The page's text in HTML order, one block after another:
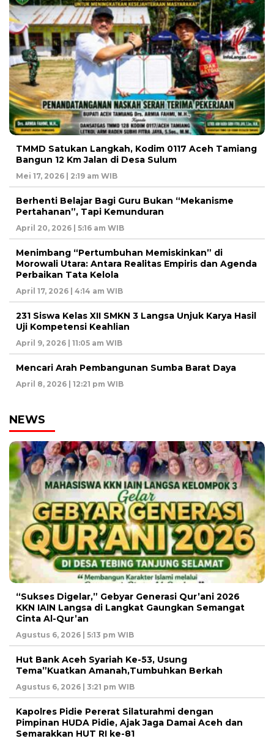
TMMD Satukan Langkah, Kodim 0117 Aceh Tamiang
Bangun 12 Km Jalan di Desa Sulum
Mei 17, 2026 | 2:19 am WIB
Berhenti Belajar Bagi Guru Bukan “Mekanisme
Pertahanan”, Tapi Kemunduran
April 20, 2026 | 5:16 am WIB
Menimbang “Pertumbuhan Memiskinkan” di
Morowali Utara: Antara Realitas Empiris dan Agenda
Perbaikan Tata Kelola
April 17, 2026 | 4:14 am WIB
231 Siswa Kelas XII SMKN 3 Langsa Unjuk Karya Hasil
Uji Kompetensi Keahlian
April 9, 2026 | 11:05 am WIB
Mencari Arah Pembangunan Sumba Barat Daya
April 8, 2026 | 12:21 pm WIB
NEWS
“Sukses Digelar,” Gebyar Generasi Qur’ani 2026
KKN IAIN Langsa di Langkat Gaungkan Semangat
Cinta Al-Qur’an
Agustus 6, 2026 | 5:13 pm WIB
Hut Bank Aceh Syariah Ke-53, Usung
Tema”Kuatkan Amanah,Tumbuhkan Berkah
Agustus 6, 2026 | 3:21 pm WIB
Kapolres Pidie Pererat Silaturahmi dengan
Pimpinan HUDA Pidie, Ajak Jaga Damai Aceh dan
Semarakkan HUT RI ke-81